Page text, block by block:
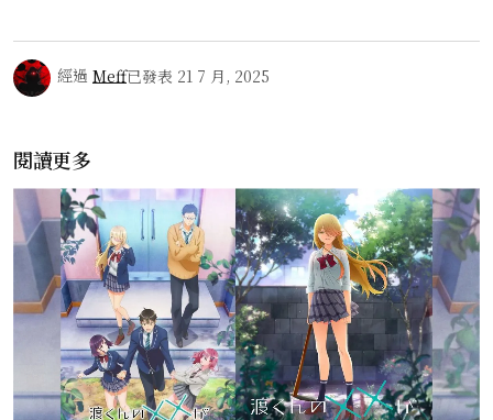
經過 Meff已發表 21 7 月, 2025
閱讀更多